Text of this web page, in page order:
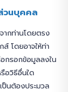
วนบุคคล
ากท่านโดยตรง
โดยอาจให้ท่า
กรอกข้อมูลลงใน
อวิธีอื่นใด
นต้องประมวล